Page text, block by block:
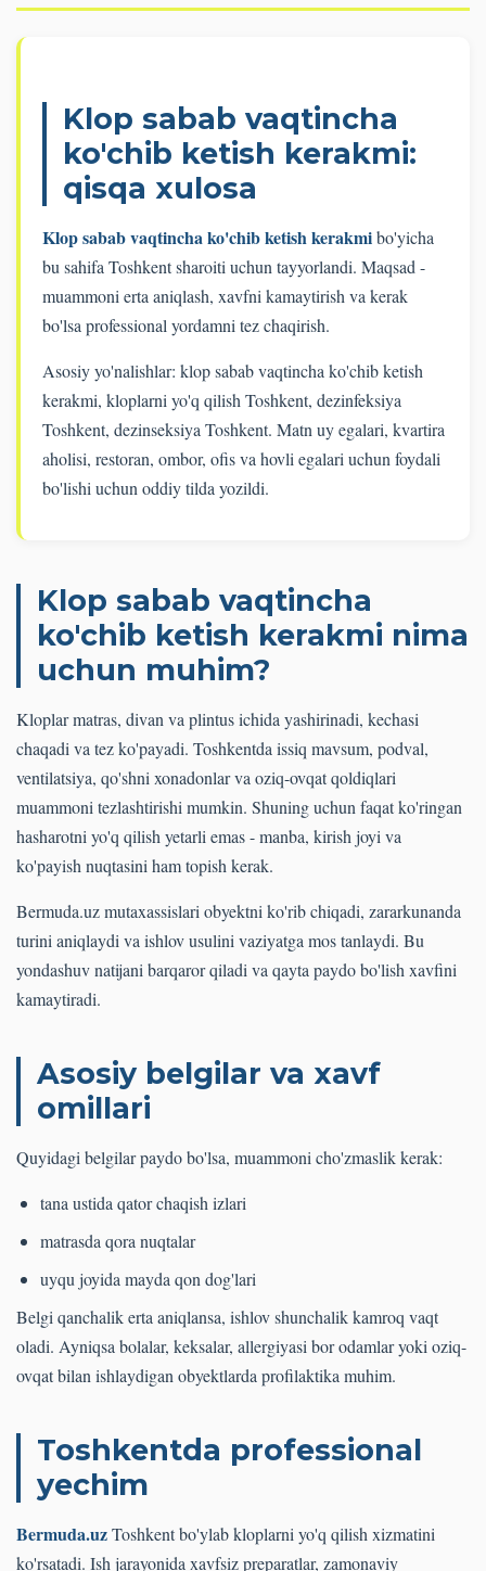
Klop sabab vaqtincha
ko'chib ketish kerakmi:
qisqa xulosa
Klop sabab vaqtincha ko'chib ketish kerakmibo'yicha
bu sahifa Toshkent sharoiti uchun tayyorlandi. Maqsad -
muammoni erta aniqlash, xavfni kamaytirish va kerak
bo'lsa professional yordamni tez chaqirish.
Asosiy yo'nalishlar: klop sabab vaqtincha ko'chib ketish
kerakmi, kloplarni yo'q qilish Toshkent, dezinfeksiya
Toshkent, dezinseksiya Toshkent. Matn uy egalari, kvartira
aholisi, restoran, ombor, ofis va hovli egalari uchun foydali
bo'lishi uchun oddiy tilda yozildi.
Klop sabab vaqtincha
ko'chib ketish kerakmi nima
uchun muhim?
Kloplar matras, divan va plintus ichida yashirinadi, kechasi
chaqadi va tez ko'payadi. Toshkentda issiq mavsum, podval,
ventilatsiya, qo'shni xonadonlar va oziq-ovqat qoldiqlari
muammoni tezlashtirishi mumkin. Shuning uchun faqat ko'ringan
hasharotni yo'q qilish yetarli emas - manba, kirish joyi va
ko'payish nuqtasini ham topish kerak.
Bermuda.uz mutaxassislari obyektni ko'rib chiqadi, zararkunanda
turini aniqlaydi va ishlov usulini vaziyatga mos tanlaydi. Bu
yondashuv natijani barqaror qiladi va qayta paydo bo'lish xavfini
kamaytiradi.
Asosiy belgilar va xavf
omillari
Quyidagi belgilar paydo bo'lsa, muammoni cho'zmaslik kerak:
tana ustida qator chaqish izlari
matrasda qora nuqtalar
uyqu joyida mayda qon dog'lari
Belgi qanchalik erta aniqlansa, ishlov shunchalik kamroq vaqt
oladi. Ayniqsa bolalar, keksalar, allergiyasi bor odamlar yoki oziq-
ovqat bilan ishlaydigan obyektlarda profilaktika muhim.
Toshkentda professional
yechim
Bermuda.uzToshkent bo'ylab kloplarni yo'q qilish xizmatini
ko'rsatadi. Ish jarayonida xavfsiz preparatlar, zamonaviy